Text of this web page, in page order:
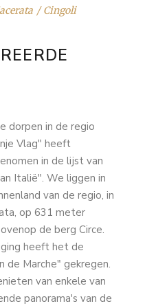
Cingoli
dorpen in de regio
Vlag" heeft
in de lijst van
Italië". We liggen in
van de regio, in
op 631 meter
de berg Circe.
heeft het de
de Marche" gekregen.
van enkele van
panorama's van de